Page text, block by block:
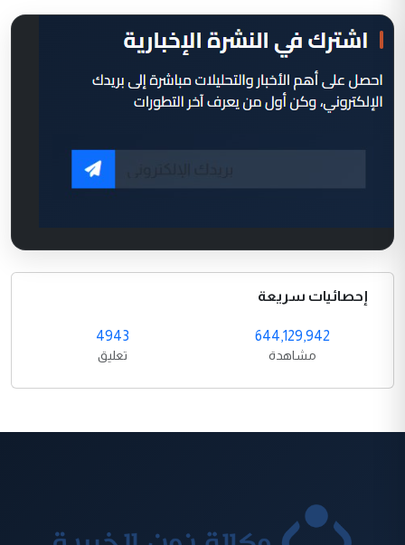
إحصائيات سريعة
644,129,942
مشاهدة
4943
تعليق